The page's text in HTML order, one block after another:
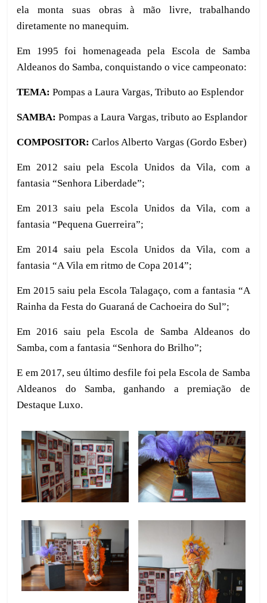
ela monta suas obras à mão livre, trabalhando
diretamente no manequim.
Em 1995 foi homenageada pela Escola de Samba
Aldeanos do Samba, conquistando o vice campeonato:
TEMA:Pompas a Laura Vargas, Tributo ao Esplendor
SAMBA:Pompas a Laura Vargas, tributo ao Esplandor
COMPOSITOR:Carlos Alberto Vargas (Gordo Esber)
Em 2012 saiu pela Escola Unidos da Vila, com a
fantasia “Senhora Liberdade”;
Em 2013 saiu pela Escola Unidos da Vila, com a
fantasia “Pequena Guerreira”;
Em 2014 saiu pela Escola Unidos da Vila, com a
fantasia “A Vila em ritmo de Copa 2014”;
Em 2015 saiu pela Escola Talagaço, com a fantasia “A
Rainha da Festa do Guaraná de Cachoeira do Sul”;
Em 2016 saiu pela Escola de Samba Aldeanos do
Samba, com a fantasia “Senhora do Brilho”;
E em 2017, seu último desfile foi pela Escola de Samba
Aldeanos do Samba, ganhando a premiação de
Destaque Luxo.